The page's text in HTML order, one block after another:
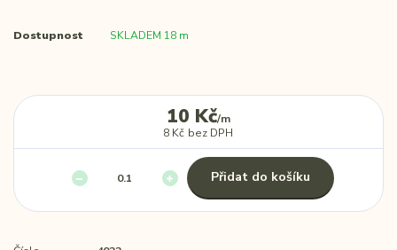
Dostupnost SKLADEM 18 m
10 Kč/m
8 Kč bez DPH
Přidat do košíku